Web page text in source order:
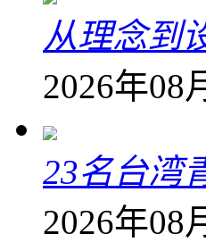
从理念到
2026年08
23名台湾
2026年08